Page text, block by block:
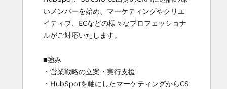
いメンバーを始め、マーケティングやクリエ
イティブ、ECなどの様々なプロフェッショナ
ルがご対応いたします。
■強み
・営業戦略の立案・実行支援
・HubSpotを軸にしたマーケティングからCS